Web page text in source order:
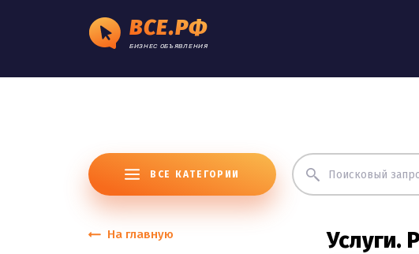
ВСЕ.РФ
БИЗНЕС ОБЪЯВЛЕНИЯ
ВСЕ КАТЕГОРИИ
На главную Услуги.